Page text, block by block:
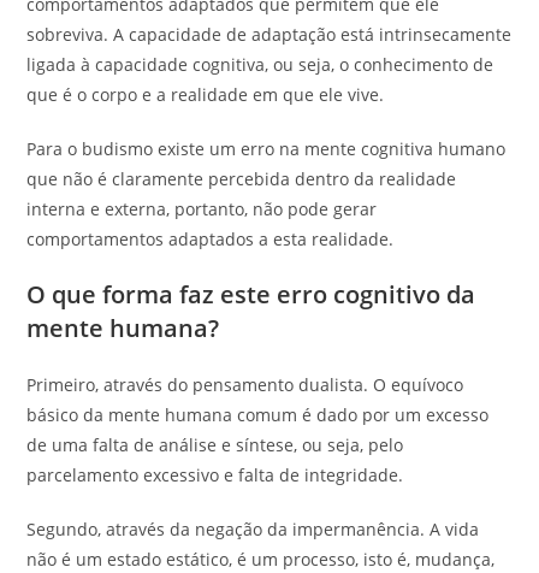
sobreviva. A capacidade de adaptação está intrinsecamente
ligada à capacidade cognitiva, ou seja, o conhecimento de
que é o corpo e a realidade em que ele vive.
Para o budismo existe um erro na mente cognitiva humano
que não é claramente percebida dentro da realidade
interna e externa, portanto, não pode gerar
comportamentos adaptados a esta realidade.
O que forma faz este erro cognitivo da
mente humana?
Primeiro, através do pensamento dualista. O equívoco
básico da mente humana comum é dado por um excesso
de uma falta de análise e síntese, ou seja, pelo
parcelamento excessivo e falta de integridade.
Segundo, através da negação da impermanência. A vida
não é um estado estático, é um processo, isto é, mudança,